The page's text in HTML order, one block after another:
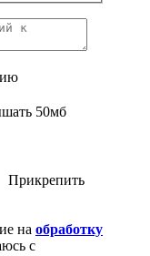
50мб
Прикрепить
на обработку
с